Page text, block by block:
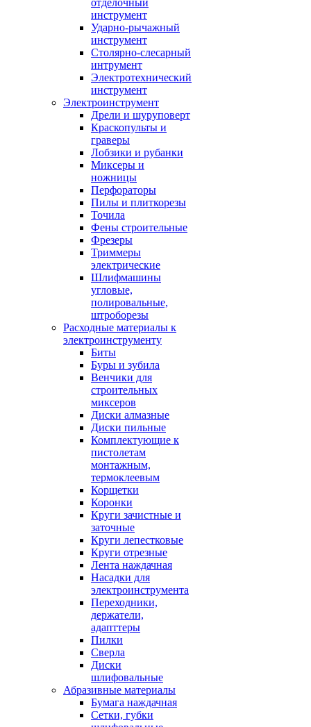
отделочный
инструмент
Ударно-рычажный
инструмент
Столярно-слесарный
интрумент
Электротехнический
инструмент
Электроинструмент
Дрели и шуруповерт
Краскопульты и
граверы
Лобзики и рубанки
Миксеры и
ножницы
Перфораторы
Пилы и плиткорезы
Точила
Фены строительные
Фрезеры
Триммеры
электрические
Шлифмашины
угловые,
полировальные,
штроборезы
Расходные материалы к
электроинструменту
Биты
Буры и зубила
Венчики для
строительных
миксеров
Диски алмазные
Диски пильные
Комплектующие к
пистолетам
монтажным,
термоклеевым
Корщетки
Коронки
Круги зачистные и
заточные
Круги лепестковые
Круги отрезные
Лента наждачная
Насадки для
электроинструмента
Переходники,
держатели,
адапттеры
Пилки
Сверла
Диски
шлифовальные
Абразивные материалы
Бумага наждачная
Сетки, губки